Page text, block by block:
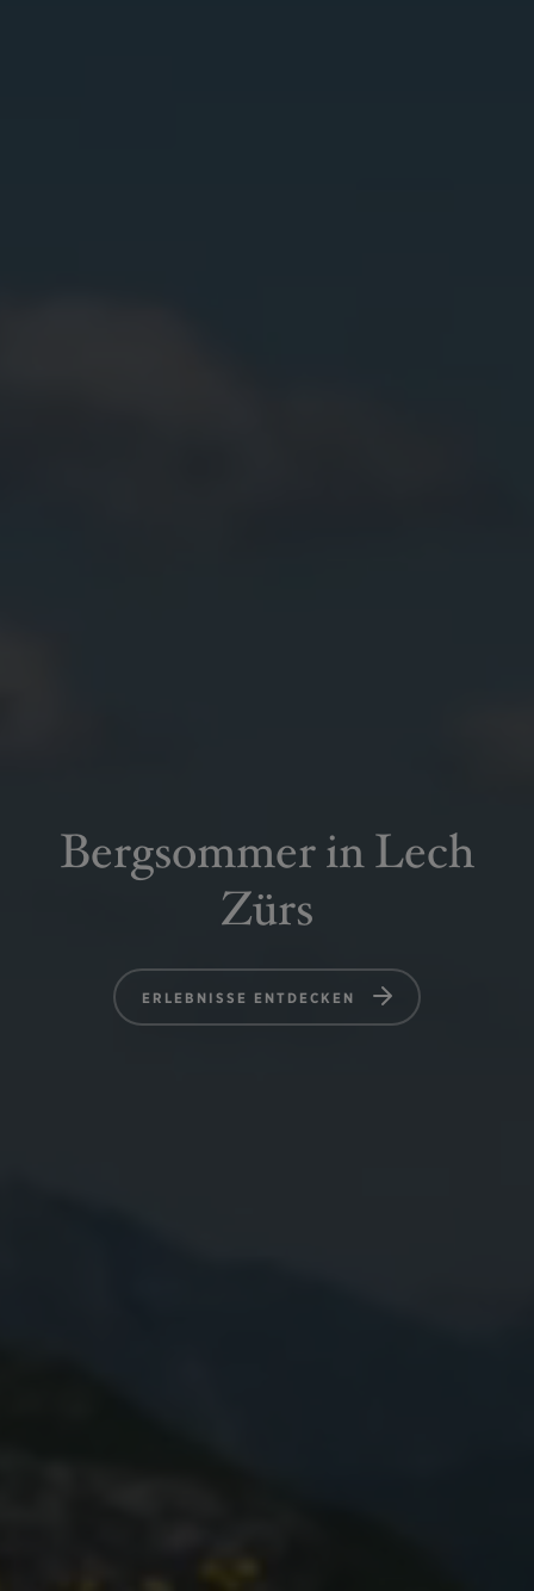
Bergsommer in Lech
Zürs
ERLEBNISSE ENTDECKEN